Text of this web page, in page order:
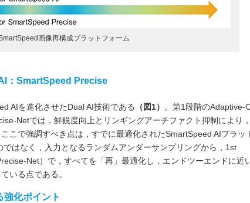
画像再構成プラットフォーム
：SmartSpeed Precise
AIを進化させたDual AI技術である （図1）
。第1段階のAdaptive-
Netでは，鮮鋭度向上とリンギングアーチファクト抑制により
こで強調すべき点は，すでに最適化されたSmartSpeed AIプラッ
はなく，入力となるランダムアンダーサンプリングから，1st
Net）で，すべてを「再」最適化し，エンドツーエンドに近
いる点である。
化ポイント